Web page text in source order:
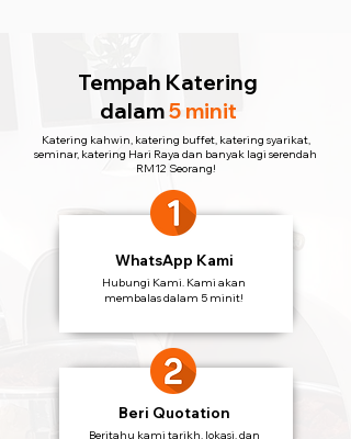
Tempah Katering
dalam5 minit
Katering kahwin, katering buffet, katering syarikat,
seminar, katering Hari Raya dan banyak lagi serendah
RM12 Seorang!
WhatsApp Kami
Hubungi Kami. Kami akan
membalas dalam 5 minit!
Beri Quotation
Beritahu kami tarikh, lokasi, dan